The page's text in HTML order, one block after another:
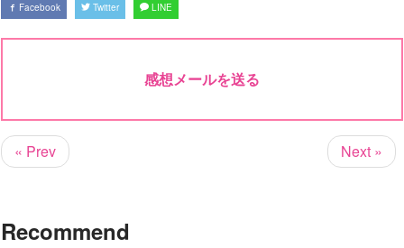
Facebook Twitter LINE
感想メールを送る
« Prev Next »
Recommend